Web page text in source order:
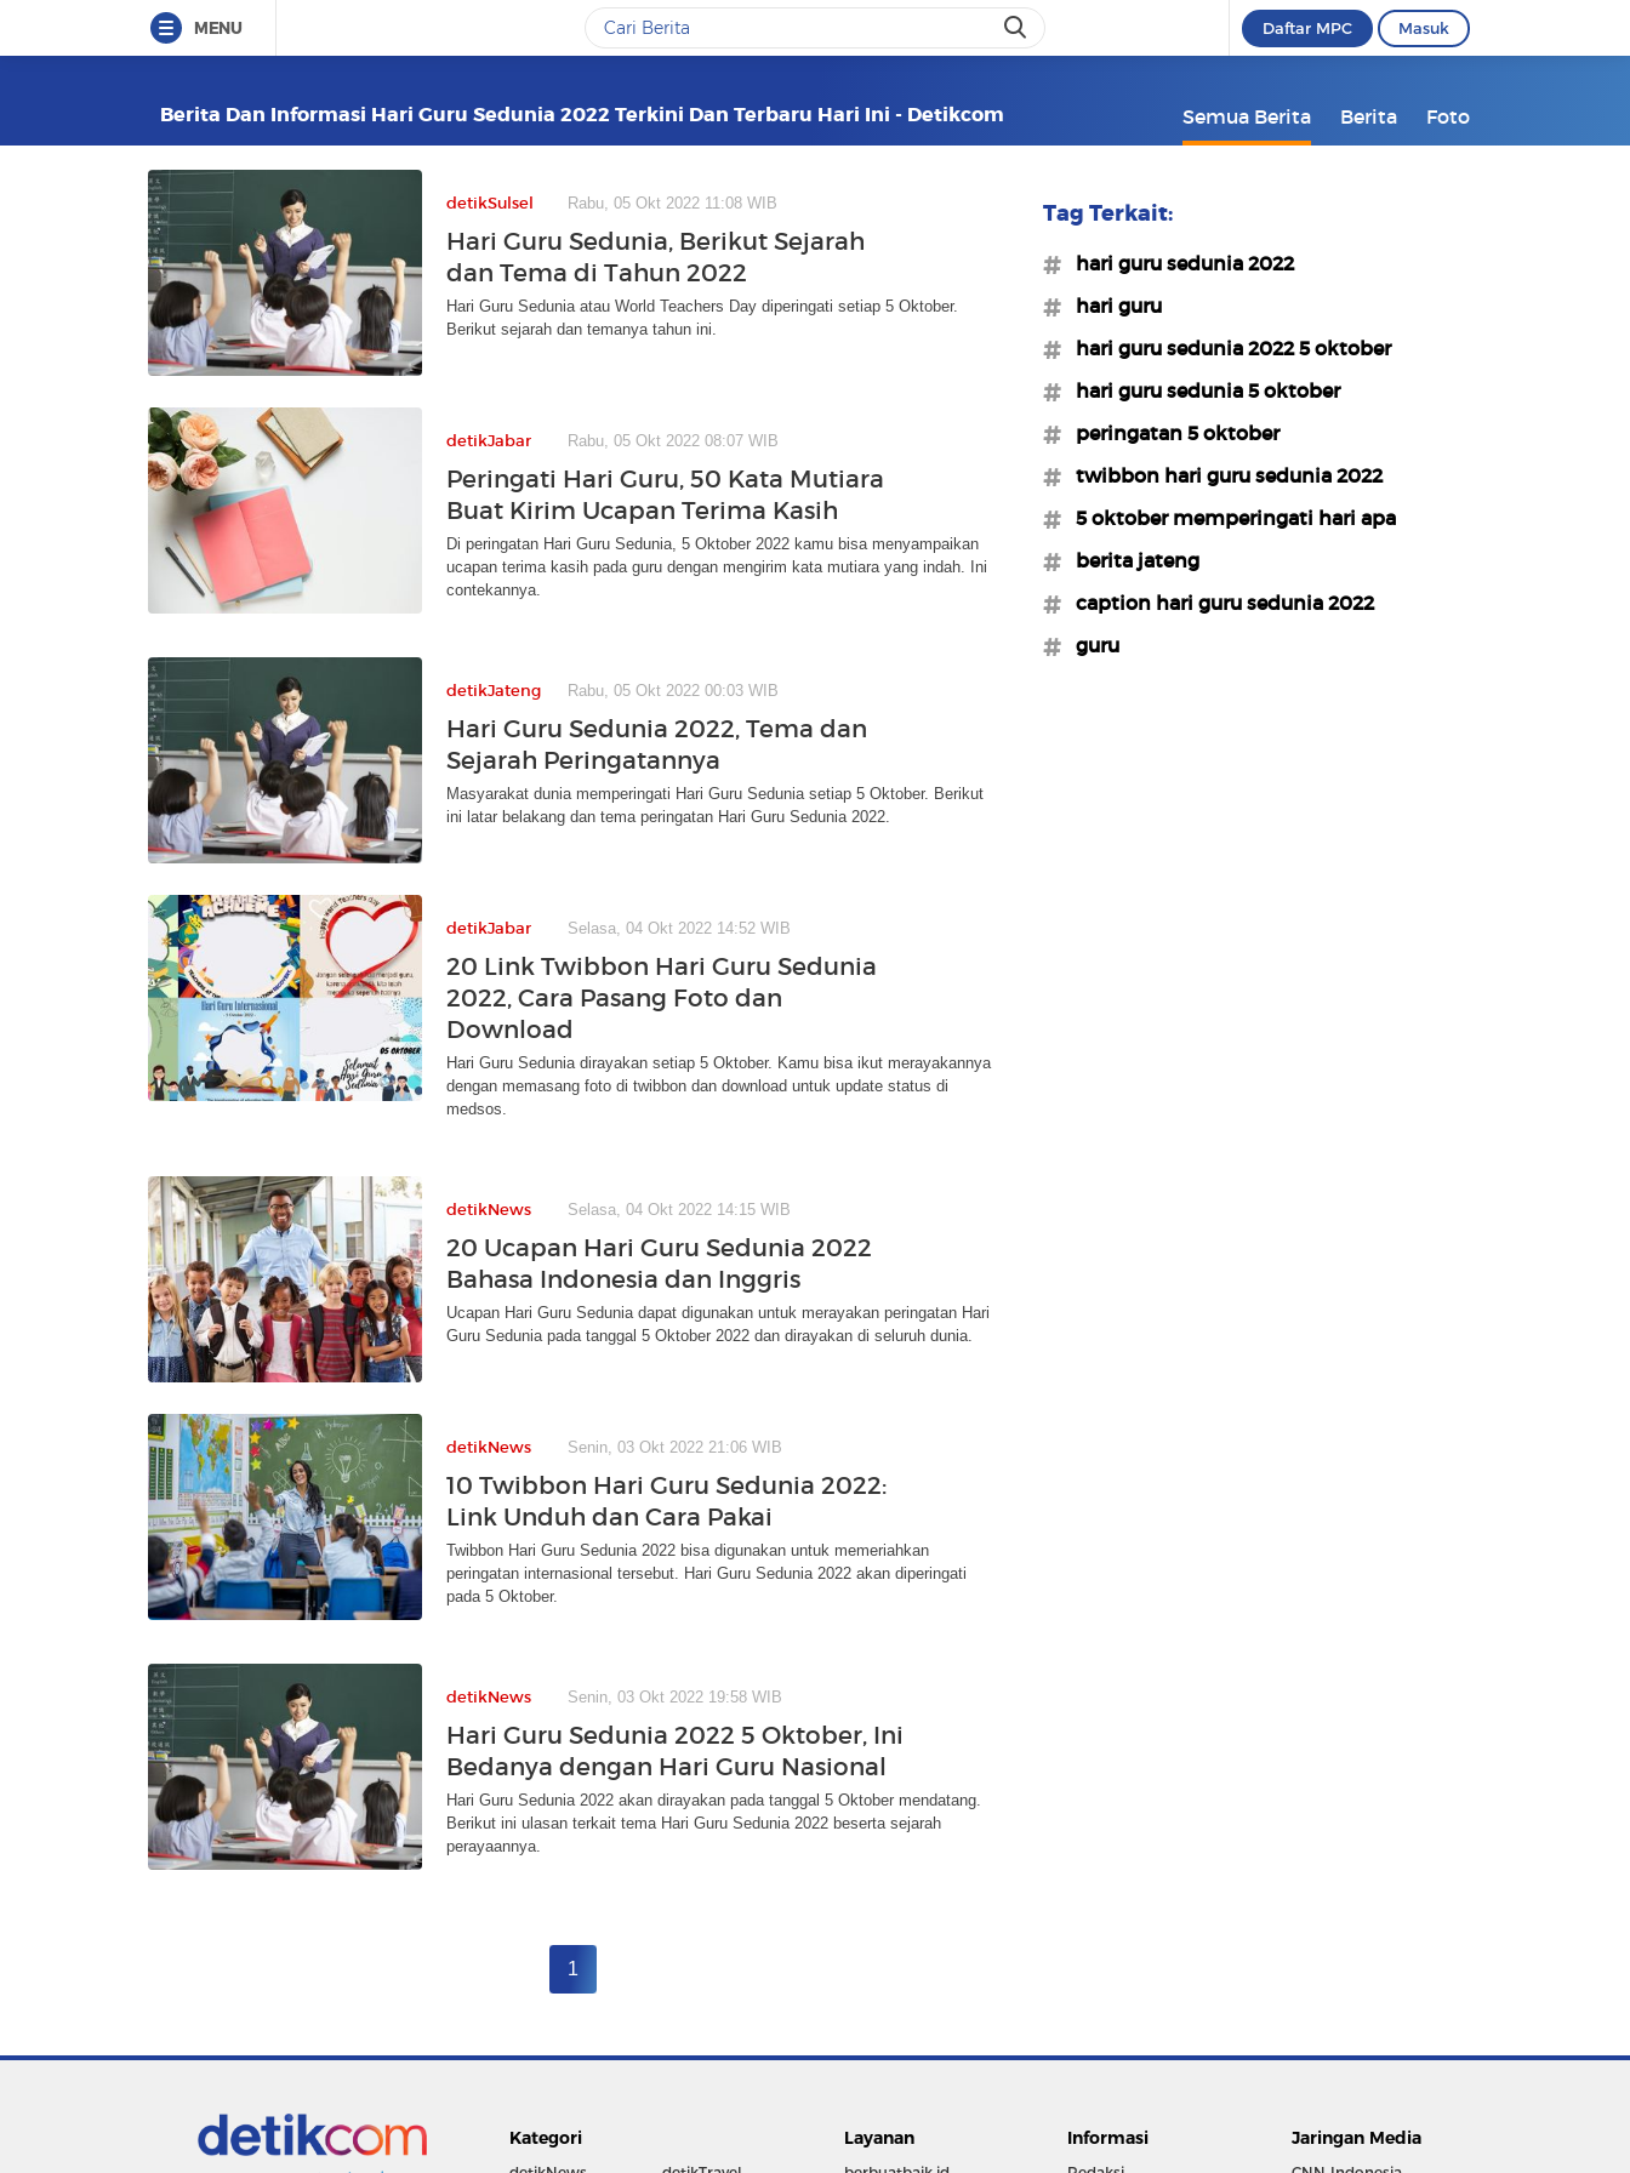
MENU Daftar MPC Masuk
Berita Dan Informasi Hari Guru Sedunia 2022 Terkini Dan Terbaru Hari Ini - Detikcom Semua Berita Berita Foto
detikSulsel Rabu, 05 Okt 2022 11:08 WIB
Hari Guru Sedunia, Berikut Sejarah
dan Tema di Tahun 2022
Hari Guru Sedunia atau World Teachers Day diperingati setiap 5 Oktober.
Berikut sejarah dan temanya tahun ini.
detikJabar Rabu, 05 Okt 2022 08:07 WIB
Peringati Hari Guru, 50 Kata Mutiara
Buat Kirim Ucapan Terima Kasih
Di peringatan Hari Guru Sedunia, 5 Oktober 2022 kamu bisa menyampaikan
ucapan terima kasih pada guru dengan mengirim kata mutiara yang indah. Ini
contekannya.
detikJateng Rabu, 05 Okt 2022 00:03 WIB
Hari Guru Sedunia 2022, Tema dan
Sejarah Peringatannya
Masyarakat dunia memperingati Hari Guru Sedunia setiap 5 Oktober. Berikut
ini latar belakang dan tema peringatan Hari Guru Sedunia 2022.
detikJabar Selasa, 04 Okt 2022 14:52 WIB
20 Link Twibbon Hari Guru Sedunia
2022, Cara Pasang Foto dan
Download
Hari Guru Sedunia dirayakan setiap 5 Oktober. Kamu bisa ikut merayakannya
dengan memasang foto di twibbon dan download untuk update status di
medsos.
detikNews Selasa, 04 Okt 2022 14:15 WIB
20 Ucapan Hari Guru Sedunia 2022
Bahasa Indonesia dan Inggris
Ucapan Hari Guru Sedunia dapat digunakan untuk merayakan peringatan Hari
Guru Sedunia pada tanggal 5 Oktober 2022 dan dirayakan di seluruh dunia.
detikNews Senin, 03 Okt 2022 21:06 WIB
10 Twibbon Hari Guru Sedunia 2022:
Link Unduh dan Cara Pakai
Twibbon Hari Guru Sedunia 2022 bisa digunakan untuk memeriahkan
peringatan internasional tersebut. Hari Guru Sedunia 2022 akan diperingati
pada 5 Oktober.
detikNews Senin, 03 Okt 2022 19:58 WIB
Hari Guru Sedunia 2022 5 Oktober, Ini
Bedanya dengan Hari Guru Nasional
Hari Guru Sedunia 2022 akan dirayakan pada tanggal 5 Oktober mendatang.
Berikut ini ulasan terkait tema Hari Guru Sedunia 2022 beserta sejarah
perayaannya.
1
Tag Terkait:
#hari guru sedunia 2022
#hari guru
#hari guru sedunia 2022 5 oktober
#hari guru sedunia 5 oktober
#peringatan 5 oktober
#twibbon hari guru sedunia 2022
#5 oktober memperingati hari apa
#berita jateng
#caption hari guru sedunia 2022
#guru
Kategori Layanan Informasi Jaringan Media